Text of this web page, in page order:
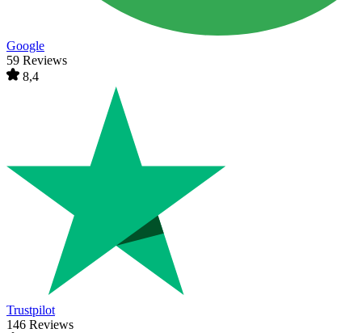
Google
59 Reviews
8,4
Trustpilot
146 Reviews